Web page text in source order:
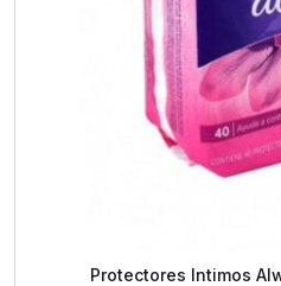
Protectores Intimos